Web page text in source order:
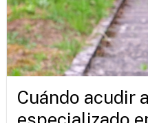
Cuándo acudir